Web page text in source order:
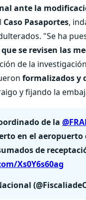
ante la
Caso Pasaportes,
"Se ha
se revisen las
de la
formalizados y
y fijando la
de la
en el
de
Xs0Y6s60ag